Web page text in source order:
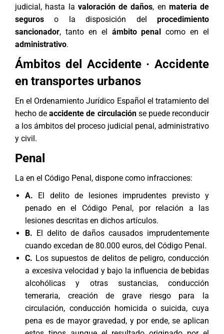
judicial, hasta la valoración de daños, en materia de
seguros o la disposición del procedimiento
sancionador, tanto en el ámbito penal como en el
administrativo.
Ámbitos del Accidente · Accidente
en transportes urbanos
En el Ordenamiento Jurídico Español el tratamiento del
hecho deaccidente de circulaciónse puede reconducir
a los ámbitos del proceso judicial penal, administrativo
y civil.
Penal
La en el Código Penal, dispone como infracciones:
A. El delito de lesiones imprudentes previsto y
penado en el Código Penal, por relación a las
lesiones descritas en dichos artículos.
B. El delito de daños causados imprudentemente
cuando excedan de 80.000 euros, del Código Penal.
C. Los supuestos de delitos de peligro, conducción
a excesiva velocidad y bajo la influencia de bebidas
alcohólicas y otras sustancias, conducción
temeraria, creación de grave riesgo para la
circulación, conducción homicida o suicida, cuya
pena es de mayor gravedad, y por ende, se aplican